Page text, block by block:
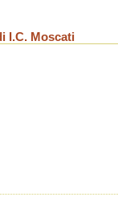
I.C. Moscati